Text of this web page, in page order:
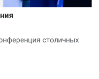
столичных